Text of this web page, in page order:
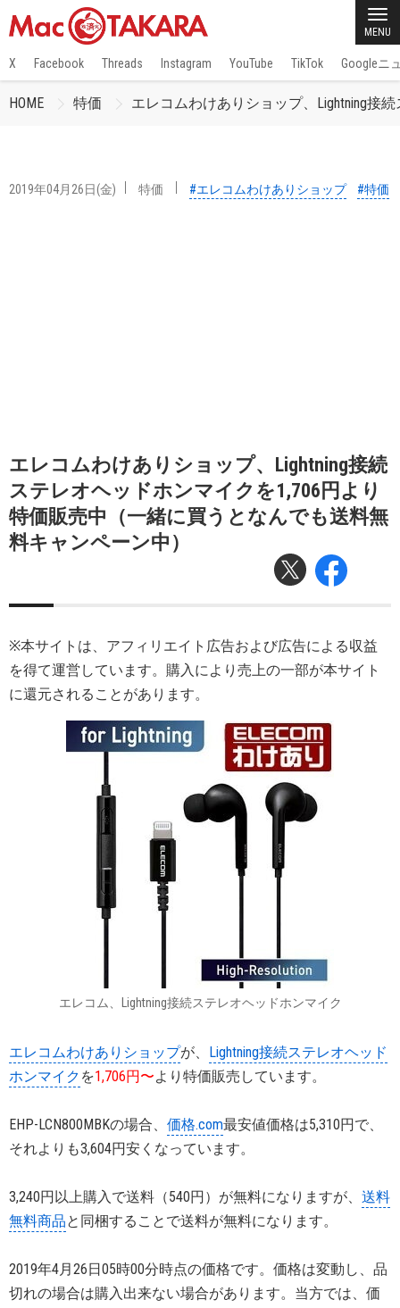
MENU
X Facebook Threads Instagram YouTube TikTok Googleニ
HOME 特価 エレコムわけありショップ、Lightning接
2019年04月26日(金) 特価 #エレコムわけありショップ #特価
エレコムわけありショップ、Lightning接続
ステレオヘッドホンマイクを1,706円より
特価販売中（一緒に買うとなんでも送料無
料キャンペーン中）
※本サイトは、アフィリエイト広告および広告による収益
を得て運営しています。購入により売上の一部が本サイト
に還元されることがあります。
エレコム、Lightning接続ステレオヘッドホンマイク
エレコムわけありショップが、 Lightning接続ステレオヘッド
ホンマイク を1,706円〜より特価販売しています。
EHP-LCN800MBKの場合、 価格.com最安値価格は5,310円で、
それよりも3,604円安くなっています。
3,240円以上購入で送料（540円）が無料になりますが、 送料
無料商品と同梱することで送料が無料になります。
2019年4月26日05時00分時点の価格です。価格は変動し、品
切れの場合は購入出来ない場合があります。当方では、価